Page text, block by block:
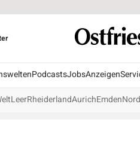
PodcastsJobsAnzeigen
LeerRheiderlandAurichEmden